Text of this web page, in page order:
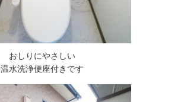
おしりにやさしい
温水洗浄便座付きです